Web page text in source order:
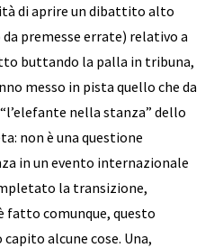
di aprire un dibattito alto
premesse errate) relativo a
buttando la palla in tribuna,
messo in pista quello che da
nella stanza” dello
non è una questione
in un evento internazionale
la transizione,
fatto comunque, questo
alcune cose. Una,